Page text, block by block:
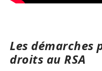
Les démarches
droits au RSA